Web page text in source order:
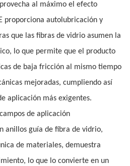
al máximo el efecto
proporciona autolubricación y
que las fibras de vidrio asumen la
lo que permite que el producto
de baja fricción al mismo tiempo
mejoradas, cumpliendo así
aplicación más exigentes.
de aplicación
anillos guía de fibra de vidrio,
de materiales, demuestra
lo que lo convierte en un